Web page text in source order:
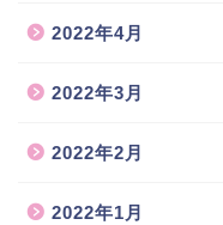
2022年4月
2022年3月
2022年2月
2022年1月